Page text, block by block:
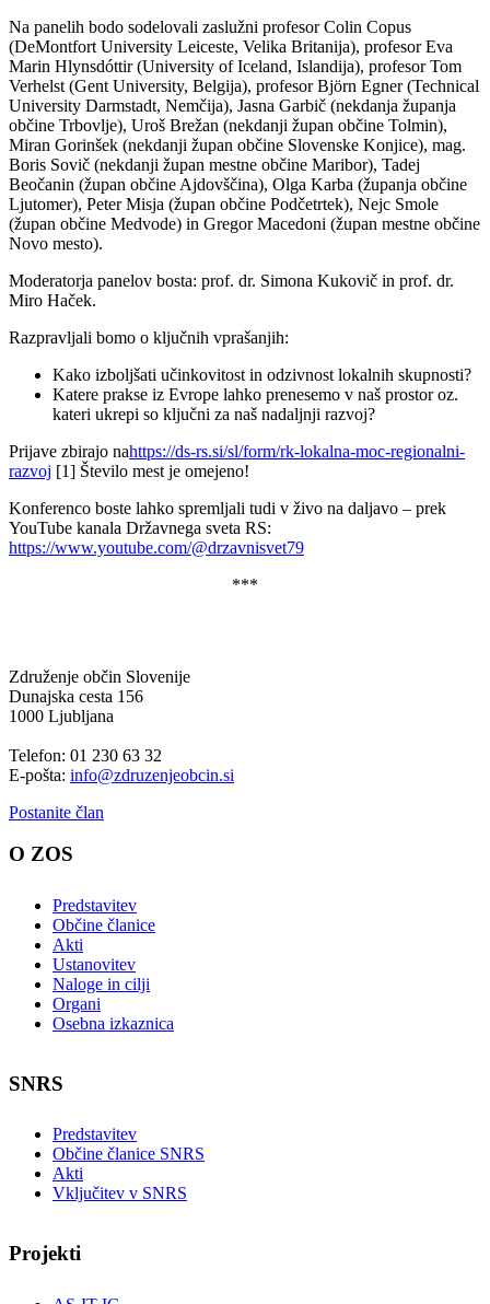
Na panelih bodo sodelovali zaslužni profesor Colin Copus
(DeMontfort University Leiceste, Velika Britanija), profesor Eva
Marin Hlynsdóttir (University of Iceland, Islandija), profesor Tom
Verhelst (Gent University, Belgija), profesor Björn Egner (Technical
University Darmstadt, Nemčija), Jasna Garbič (nekdanja županja
občine Trbovlje), Uroš Brežan (nekdanji župan občine Tolmin),
Miran Gorinšek (nekdanji župan občine Slovenske Konjice), mag.
Boris Sovič (nekdanji župan mestne občine Maribor), Tadej
Beočanin (župan občine Ajdovščina), Olga Karba (županja občine
Ljutomer), Peter Misja (župan občine Podčetrtek), Nejc Smole
(župan občine Medvode) in Gregor Macedoni (župan mestne občine
Novo mesto).
Moderatorja panelov bosta: prof. dr. Simona Kukovič in prof. dr.
Miro Haček.
Razpravljali bomo o ključnih vprašanjih:
Kako izboljšati učinkovitost in odzivnost lokalnih skupnosti?
Katere prakse iz Evrope lahko prenesemo v naš prostor oz.
kateri ukrepi so ključni za naš nadaljnji razvoj?
Prijave zbirajo nahttps://ds-rs.si/sl/form/rk-lokalna-moc-regionalni-
razvoj [1] Število mest je omejeno!
Konferenco boste lahko spremljali tudi v živo na daljavo – prek
YouTube kanala Državnega sveta RS:
https://www.youtube.com/@drzavnisvet79
***
Združenje občin Slovenije
Dunajska cesta 156
1000 Ljubljana
Telefon: 01 230 63 32
E-pošta: info@zdruzenjeobcin.si
Postanite član
O ZOS
Predstavitev
Občine članice
Akti
Ustanovitev
Naloge in cilji
Organi
Osebna izkaznica
SNRS
Predstavitev
Občine članice SNRS
Akti
Vključitev v SNRS
Projekti